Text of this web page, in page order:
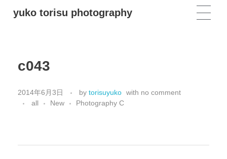
yuko torisu photography
c043
2014年6月3日 by torisuyuko with no comment
all
New Photography C